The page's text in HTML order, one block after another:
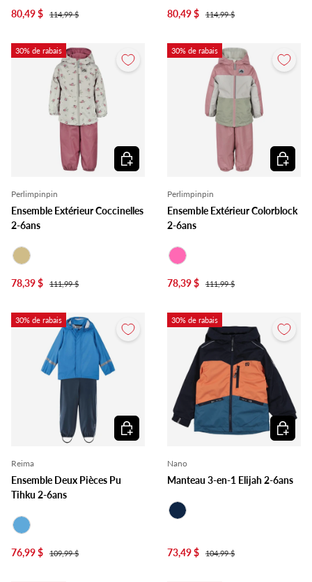
80,49 $
114,99 $
80,49 $
114,99 $
30% de rabais
Perlimpinpin
Ensemble Extérieur Coccinelles
2-6ans
78,39 $
111,99 $
Choisir les options
30% de rabais
Perlimpinpin
Ensemble Extérieur Colorblock
2-6ans
78,39 $
111,99 $
Choisir
30% de rabais
Reima
Ensemble Deux Pièces Pu
Tihku 2-6ans
76,99 $
109,99 $
Choisir les options
30% de rabais
Nano
Manteau 3-en-1 Elijah 2-6ans
73,49 $ 104,99 $
Choisir